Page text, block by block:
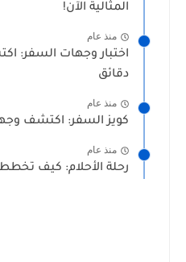
المثالية الآن!
منذ عام
دقائق
منذ عام
كويز السفر: اكتشف وجهتك
منذ عام
رحلة الأحلام: كيف تخطط